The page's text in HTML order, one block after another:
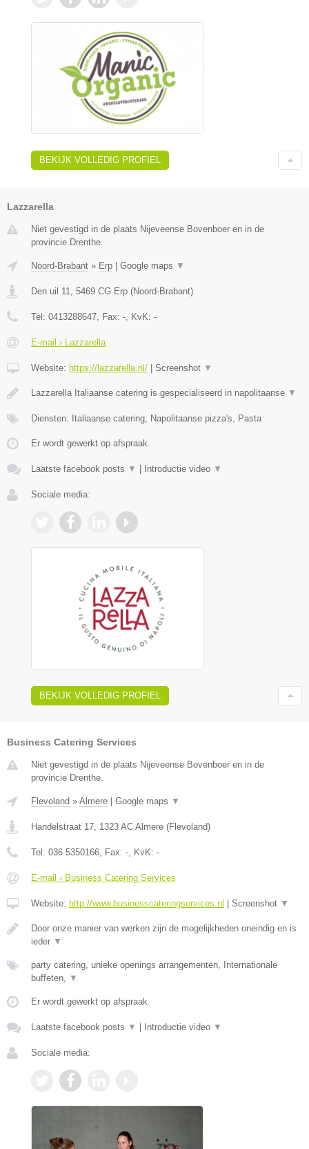
BEKIJK VOLLEDIG PROFIEL
Lazzarella
Niet gevestigd in de plaats Nijeveense Bovenboer en in de
provincie Drenthe.
Noord-Brabant » Erp Google maps ▼
Den uil 11 5469 CG Erp (Noord-Brabant)
Tel: 0413288647 , Fax: - , KvK: -
E-mail › Lazzarella
Website: https://lazzarella.nl/ Screenshot ▼
Lazzarella Italiaanse catering is gespecialiseerd in napolitaanse ▼
Diensten: Italiaanse catering, Napolitaanse pizza's, Pasta
Er wordt gewerkt op afspraak.
Laatste facebook posts ▼ Introductie video ▼
Sociale media:
BEKIJK VOLLEDIG PROFIEL
Business Catering Services
Niet gevestigd in de plaats Nijeveense Bovenboer en in de
provincie Drenthe.
Flevoland » Almere | Google maps ▼
Handelstraat 17 1323 AC Almere (Flevoland)
Tel: 036 5350166 , Fax: - , KvK: -
E-mail › Business Catering Services
Website: http://www.businesscateringservices.nl | Screenshot ▼
Door onze manier van werken zijn de mogelijkheden oneindig en is
ieder ▼
party catering, unieke openings arrangementen, Internationale
buffeten,
▼
Er wordt gewerkt op afspraak.
Laatste facebook posts ▼ | Introductie video ▼
Sociale media: